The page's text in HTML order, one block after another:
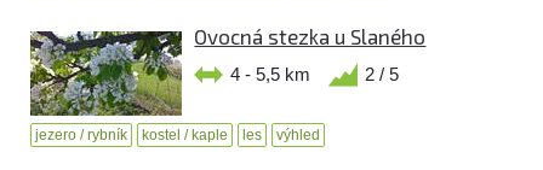
Ovocná stezka u Slaného
4 - 5,5 km 2 / 5
jezero / rybník kostel / kaple les výhled